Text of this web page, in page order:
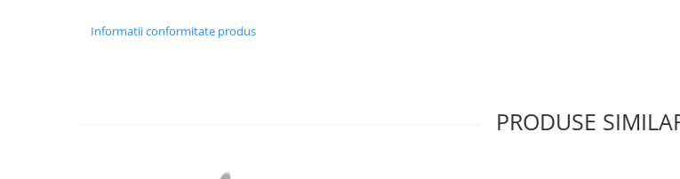
DECOR LILA & MOVInformatii conformitate produs
PRODUSE